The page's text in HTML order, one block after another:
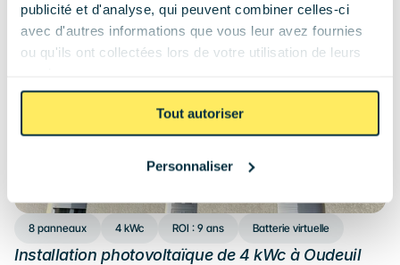
publicité et d'analyse, qui peuvent combiner celles-ci
avec d'autres informations que vous leur avez fournies
ou qu'ils ont collectées lors de votre utilisation de leurs
Tout autoriser
Personnaliser
Installation photovoltaïque de 7 kWc pour une
entreprise à Breteuil
8 panneaux 4 kWc ROI : 9 ans Batterie virtuelle
Installation photovoltaïque de 4 kWc à Oudeuil